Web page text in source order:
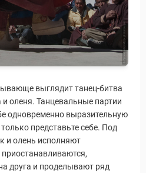
выглядит танец-битва
оленя. Танцевальные партии
одновременно выразительную
представьте себе. Под
и олень исполняют
друга и проделывают ряд